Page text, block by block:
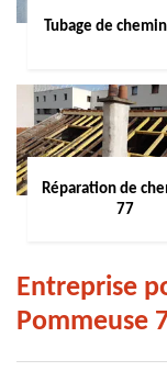
Tubage de
Réparation de
77
Entreprise
Pommeuse